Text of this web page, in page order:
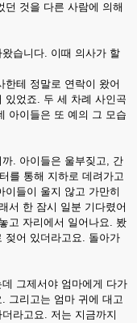
던 것을 다른 사람에 의해
습니다. 이때 의사가 할
테 정말로 연락이 왔어
있었죠. 두 세 차례 사인곡
아이들은 또 예의 그 모습
. 아이들은 울부짖고, 간
를 통해 지하로 데려가고
이들이 울지 않고 가만히
서 한 잠시 일분 기다렸어
고 자리에서 일어나요. 봤
젖어 있더라고요. 돌아가
그제서야 엄마에게 다가
그리고는 엄마 귀에 대고
라고요. 저는 지금까지